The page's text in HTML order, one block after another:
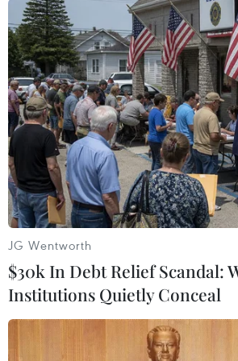
ngày 26-30/11 cho thấy 62%
hỏi bày tỏ thất vọng về cách
đảng Tự do và chỉ có 33% có ý
Cuộc điều tra được tiến hành
người với sai số cho phép 3,1%./.
JG Wentworth
$30k In Debt Relief Scandal:
Institutions Quietly Conceal